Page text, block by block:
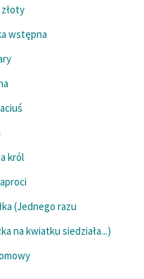
wstępna
król
(Jednego razu
na kwiatku siedziała...)